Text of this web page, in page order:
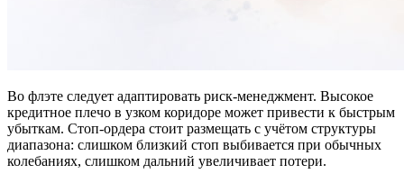
Во флэте следует адаптировать риск-менеджмент. Высокое
кредитное плечо в узком коридоре может привести к быстрым
убыткам. Стоп-ордера стоит размещать с учётом структуры
диапазона: слишком близкий стоп выбивается при обычных
колебаниях, слишком дальний увеличивает потери.